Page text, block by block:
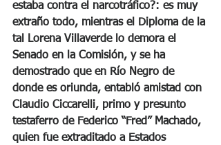
estaba contra el narcotráfico?: es muy
extraño todo, mientras el Diploma de la
tal Lorena Villaverde lo demora el
Senado en la Comisión, y se ha
demostrado que en Río Negro de
donde es oriunda, entabló amistad con
Claudio Ciccarelli, primo y presunto
testaferro de Federico “Fred” Machado,
quien fue extraditado a Estados